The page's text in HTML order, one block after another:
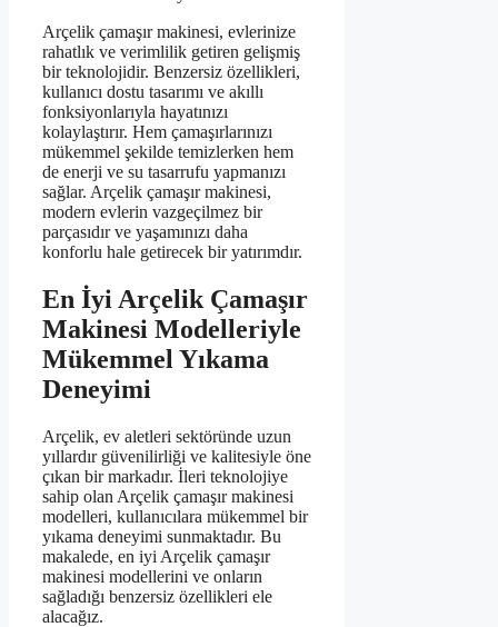
Arçelik çamaşır makinesi, evlerinize
rahatlık ve verimlilik getiren gelişmiş
bir teknolojidir. Benzersiz özellikleri,
kullanıcı dostu tasarımı ve akıllı
fonksiyonlarıyla hayatınızı
kolaylaştırır. Hem çamaşırlarınızı
mükemmel şekilde temizlerken hem
de enerji ve su tasarrufu yapmanızı
sağlar. Arçelik çamaşır makinesi,
modern evlerin vazgeçilmez bir
parçasıdır ve yaşamınızı daha
konforlu hale getirecek bir yatırımdır.
En İyi Arçelik Çamaşır
Makinesi Modelleriyle
Mükemmel Yıkama
Deneyimi
Arçelik, ev aletleri sektöründe uzun
yıllardır güvenilirliği ve kalitesiyle öne
çıkan bir markadır. İleri teknolojiye
sahip olan Arçelik çamaşır makinesi
modelleri, kullanıcılara mükemmel bir
yıkama deneyimi sunmaktadır. Bu
makalede, en iyi Arçelik çamaşır
makinesi modellerini ve onların
sağladığı benzersiz özellikleri ele
alacağız.